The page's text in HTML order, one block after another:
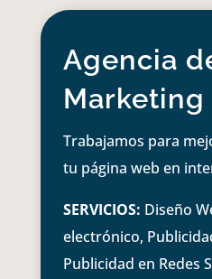
Agencia
Trabajamos para
tu página web en
SERVICIOS: Diseño
electrónico,
Publicidad en Redes